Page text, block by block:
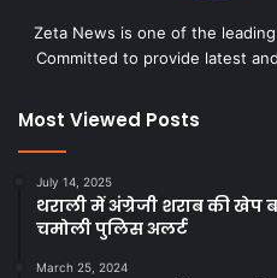
Zeta News is one of the
Committed to provide latest
Most Viewed Posts
July 14, 2025
थराली में अंग्रेजी शराब की
चमोली पुलिस अलर्ट
March 25, 2024